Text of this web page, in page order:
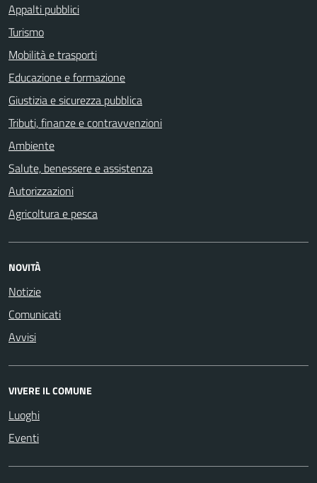
Appalti pubblici
Turismo
Mobilità e trasporti
Educazione e formazione
Giustizia e sicurezza pubblica
Tributi, finanze e contravvenzioni
Ambiente
Salute, benessere e assistenza
Autorizzazioni
Agricoltura e pesca
NOVITÀ
Notizie
Comunicati
Avvisi
VIVERE IL COMUNE
Luoghi
Eventi